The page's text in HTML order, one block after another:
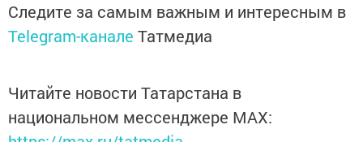
Следите за самым важным и интересным в
Telegram-канале Татмедиа
Читайте новости Татарстана в
национальном мессенджере MАХ: